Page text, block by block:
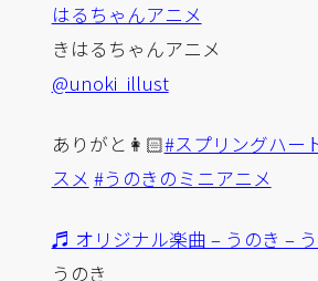
はるちゃんアニメ
きはるちゃんアニメ
@unoki_illust
ありがと👩🏻#スプリングハー
スメ #うのきのミニアニメ
♬ オリジナル楽曲 – うのき –
うのき